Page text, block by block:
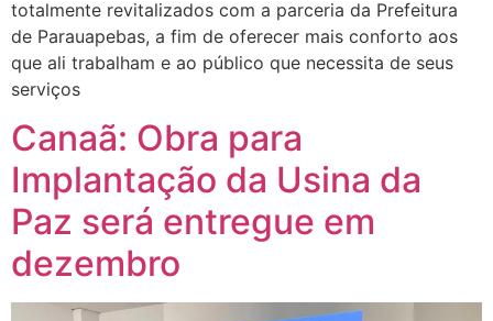
totalmente revitalizados com a parceria da Prefeitura
de Parauapebas, a fim de oferecer mais conforto aos
que ali trabalham e ao público que necessita de seus
serviços
Canaã: Obra para
Implantação da Usina da
Paz será entregue em
dezembro